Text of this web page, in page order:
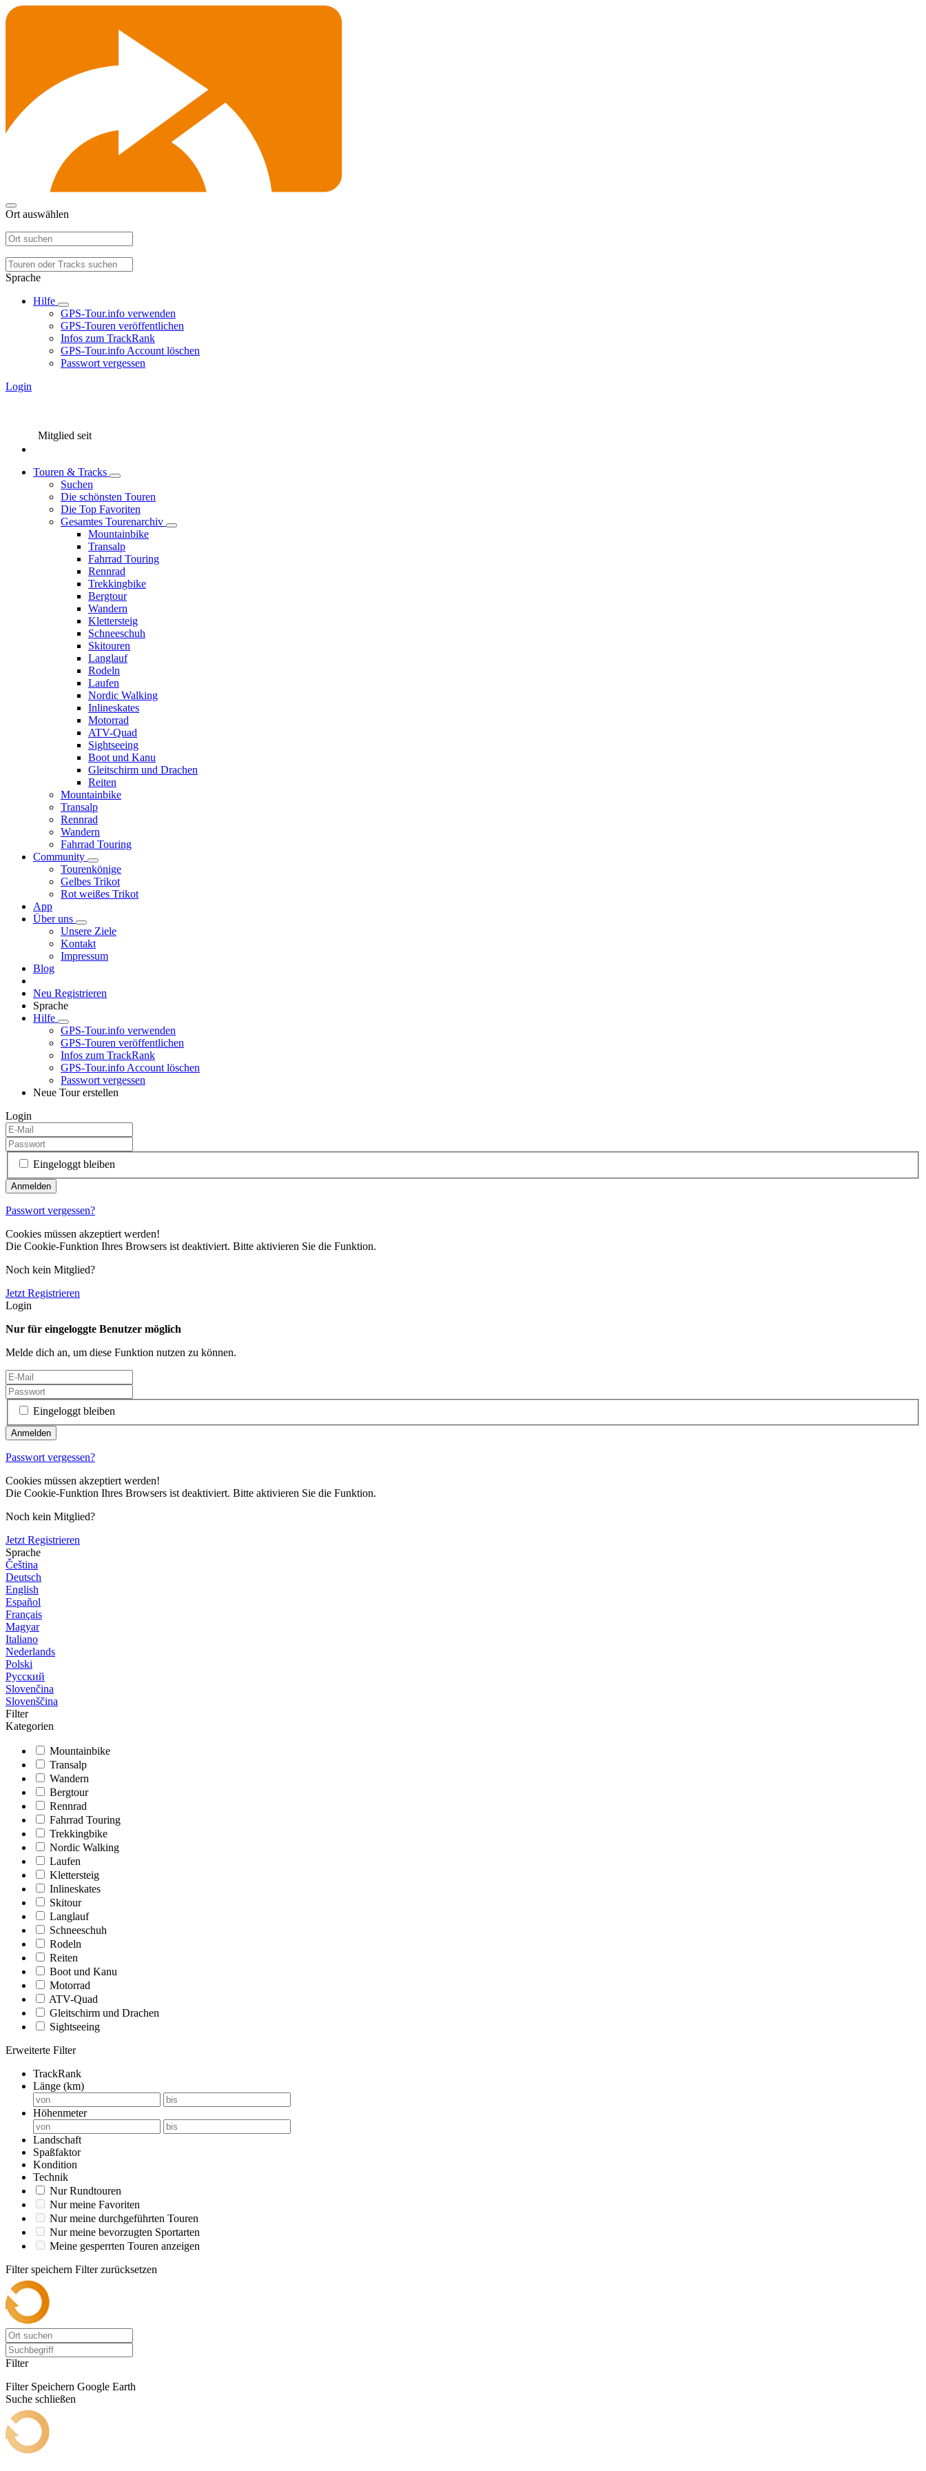
Ort auswählen
Sprache
Hilfe
GPS-Tour.info verwenden
GPS-Touren veröffentlichen
Infos zum TrackRank
GPS-Tour.info Account löschen
Passwort vergessen
Login
Mitglied seit
Touren & Tracks
Suchen
Die schönsten Touren
Die Top Favoriten
Gesamtes Tourenarchiv
Mountainbike
Transalp
Fahrrad Touring
Rennrad
Trekkingbike
Bergtour
Wandern
Klettersteig
Schneeschuh
Skitouren
Langlauf
Rodeln
Laufen
Nordic Walking
Inlineskates
Motorrad
ATV-Quad
Sightseeing
Boot und Kanu
Gleitschirm und Drachen
Reiten
Mountainbike
Transalp
Rennrad
Wandern
Fahrrad Touring
Community
Tourenkönige
Gelbes Trikot
Rot weißes Trikot
App
Über uns
Unsere Ziele
Kontakt
Impressum
Blog
Neu Registrieren
Sprache
Hilfe
GPS-Tour.info verwenden
GPS-Touren veröffentlichen
Infos zum TrackRank
GPS-Tour.info Account löschen
Passwort vergessen
Neue Tour erstellen
Login
Eingeloggt bleiben
Passwort vergessen?
Cookies müssen akzeptiert werden!
Die Cookie-Funktion Ihres Browsers ist deaktiviert. Bitte aktivieren Sie die Funktion.
Noch kein Mitglied?
Jetzt Registrieren
Login
Nur für eingeloggte Benutzer möglich
Melde dich an, um diese Funktion nutzen zu können.
Eingeloggt bleiben
Passwort vergessen?
Cookies müssen akzeptiert werden!
Die Cookie-Funktion Ihres Browsers ist deaktiviert. Bitte aktivieren Sie die Funktion.
Noch kein Mitglied?
Jetzt Registrieren
Sprache
Čeština
Deutsch
English
Español
Français
Magyar
Italiano
Nederlands
Polski
Русский
Slovenčina
Slovenščina
Filter
Kategorien
Mountainbike
Transalp
Wandern
Bergtour
Rennrad
Fahrrad Touring
Trekkingbike
Nordic Walking
Laufen
Klettersteig
Inlineskates
Skitour
Langlauf
Schneeschuh
Rodeln
Reiten
Boot und Kanu
Motorrad
ATV-Quad
Gleitschirm und Drachen
Sightseeing
Erweiterte Filter
TrackRank
Länge (km)
Höhenmeter
Landschaft
Spaßfaktor
Kondition
Technik
Nur Rundtouren
Nur meine Favoriten
Nur meine durchgeführten Touren
Nur meine bevorzugten Sportarten
Meine gesperrten Touren anzeigen
Filter speichern Filter zurücksetzen
Filter
Filter Speichern Google Earth
Suche schließen